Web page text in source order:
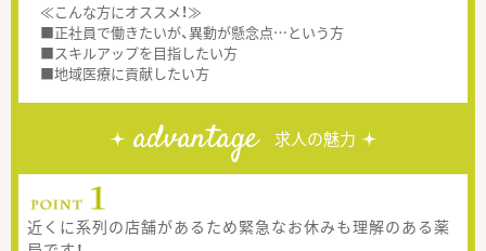
≪こんな方にオススメ！≫
■正社員で働きたいが、異動が懸念点…という方
■スキルアップを目指したい方
■地域医療に貢献したい方
advantage 求人の魅力
近くに系列の店舗があるため緊急なお休みも理解のある薬